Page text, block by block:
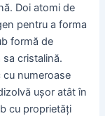
Doi atomi de
pentru a forma
formă de
cristalină.
numeroase
ușor atât în
cu proprietăți